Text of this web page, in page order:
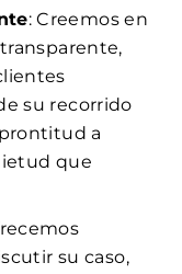
: Creemos en
su recorrido
a
que
su caso,